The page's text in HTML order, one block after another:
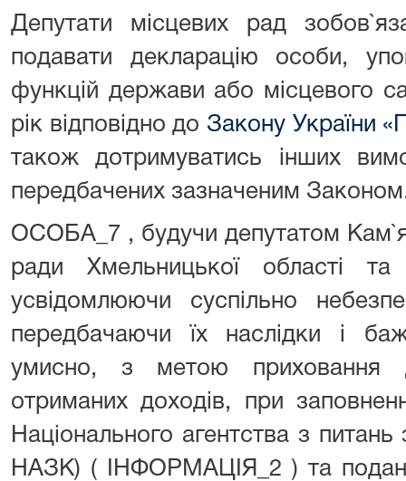
Депутати місцевих рад
подавати декларацію особи,
функцій держави або місцевого
рік відповідно до Закону України
також дотримуватись інших
передбачених зазначеним
ОСОБА_7 , будучи депутатом
ради Хмельницької області та
усвідомлюючи суспільно
передбачаючи їх наслідки і
умисно, з метою приховання
отриманих доходів, при
Національного агентства з питань
НАЗК) ( ІНФОРМАЦІЯ_2 ) та